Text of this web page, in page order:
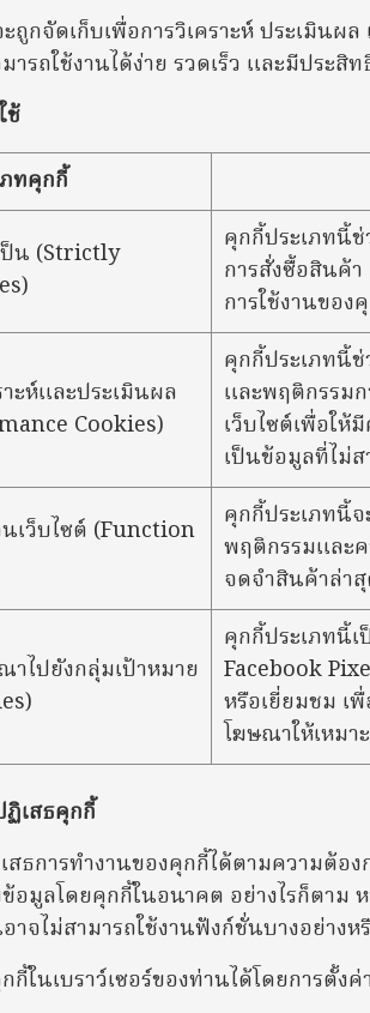
ถูกจัดเก็บเพื่อการวิเคราะห์ ประเมิน
ารถใช้งานได้ง่าย รวดเร็ว และมีประ
ช้
ทคุกกี้
ป็น (Strictly
คุกกี้ประเภทนี้ช่
การสั่งซื้อสินค้
การใช้งานของ
ะห์และประเมินผล
Cookies)
คุกกี้ประเภทนี้
และพฤติกรรม
เว็บไซต์เพื่อใ
เป็นข้อมูลที่ไม่
นเว็บไซต์ (Function
คุกกี้ประเภทนี้
พฤติกรรมและ
จดจำสินค้าล่า
าไปยังกลุ่มเป้าหมาย
คุกกี้ประเภทนี้
Facebook
หรือเยี่ยมชม เ
โฆษณาให้เหม
ฏิเสธคุกกี้
ธการทำงานของคุกกี้ได้ตามความต้อ
อมูลโดยคุกกี้ในอนาคต อย่างไรก็ตาม
จไม่สามารถใช้งานฟังก์ชั่นบางอย่าง
ในเบราว์เซอร์ของท่านได้โดยการตั้ง